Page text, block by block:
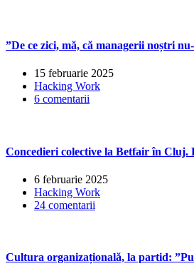
”De ce zici, mă, că managerii noștri
15 februarie 2025
Hacking Work
6 comentarii
Concedieri colective la Betfair în Cluj.
6 februarie 2025
Hacking Work
24 comentarii
Cultura organizațională, la partid: